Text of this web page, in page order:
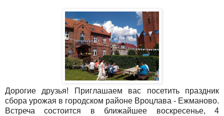
Дорогие друзья! Приглашаем вас посетить праздник
сбора урожая в городском районе Вроцлава - Ежманово.
Встреча состоится в ближайшее воскресенье, 4